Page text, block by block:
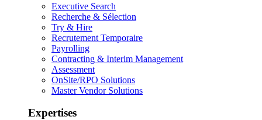
Executive Search
Recherche & Sélection
Try & Hire
Recrutement Temporaire
Payrolling
Contracting & Interim Management
Assessment
OnSite/RPO Solutions
Master Vendor Solutions
Expertises